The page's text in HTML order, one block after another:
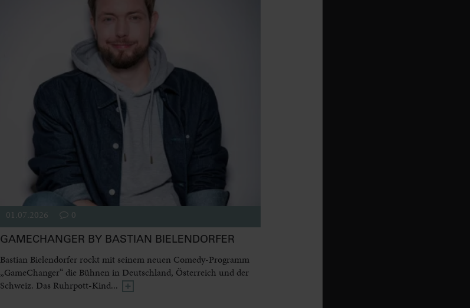
01.07.2026 0
GAMECHANGER BY BASTIAN BIELENDORFER
Bastian Bielendorfer rockt mit seinem neuen Comedy-Programm
„GameChanger“ die Bühnen in Deutschland, Österreich und der
Schweiz. Das Ruhrpott-Kind...